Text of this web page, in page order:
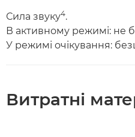
Сила звуку4.
В активному режимі: не
У режимі очікування:
Витратні